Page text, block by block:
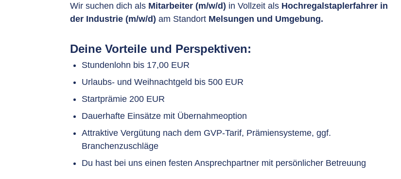
Wir suchen dich als Mitarbeiter (m/w/d) in Vollzeit als Hochregalstaplerfahrer in
der Industrie (m/w/d) am Standort Melsungen und Umgebung.
Deine Vorteile und Perspektiven:
Stundenlohn bis 17,00 EUR
Urlaubs- und Weihnachtgeld bis 500 EUR
Startprämie 200 EUR
Dauerhafte Einsätze mit Übernahmeoption
Attraktive Vergütung nach dem GVP-Tarif, Prämiensysteme, ggf.
Branchenzuschläge
Du hast bei uns einen festen Ansprechpartner mit persönlicher Betreuung